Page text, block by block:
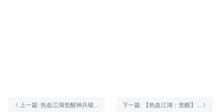
上一篇: 热血江湖觉醒神兵锻
下一篇: 【热血江湖：觉醒】